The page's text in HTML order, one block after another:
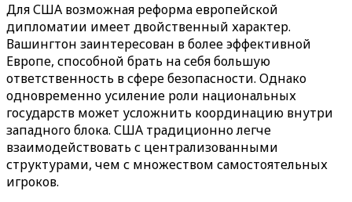
Для США возможная реформа европейской
дипломатии имеет двойственный характер.
Вашингтон заинтересован в более эффективной
Европе, способной брать на себя большую
ответственность в сфере безопасности. Однако
одновременно усиление роли национальных
государств может усложнить координацию внутри
западного блока. США традиционно легче
взаимодействовать с централизованными
структурами, чем с множеством самостоятельных
игроков.